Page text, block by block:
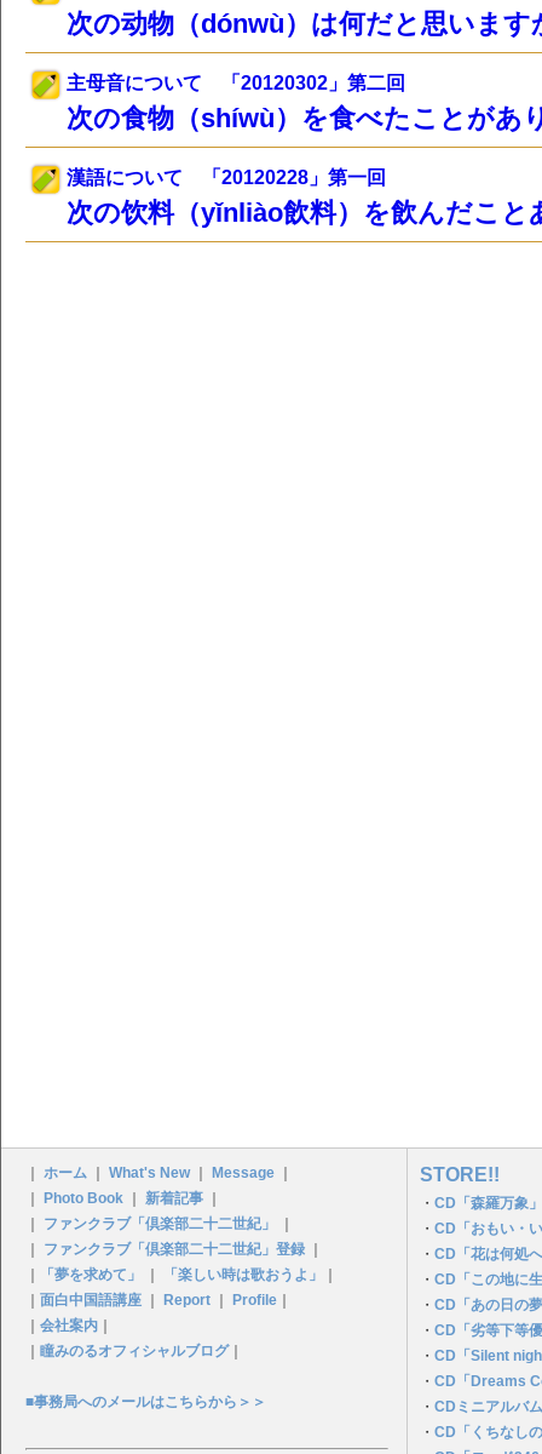
次の动物（dónwù）は何だと思いま
主母音について 「20120302」第二回
次の食物（shíwù）を食べたことが
漢語について 「20120228」第一回
次の饮料（yǐnliào飲料）を飲んだこ
ホーム What's New｜ Message
Photo Book 新着記事
ファンクラブ「倶楽部二十二世紀」
ファンクラブ「倶楽部二十二世紀」登録
「夢を求めて」 「楽しい時は歌おうよ」
面白中国語講座 Report Profile
会社案内
瞳みのるオフィシャルブログ｜
■事務局へのメールはこちらから＞＞
STORE!!
・ CD「森羅万象
・ CD「おもい・
・ CD「花は何処
・ CD「この地に
・ CD「あの日の
・ CD「劣等下等
・ CD「Silent
・ CD「Dreams
・ CDミニアルバ
・ CD「くちなし